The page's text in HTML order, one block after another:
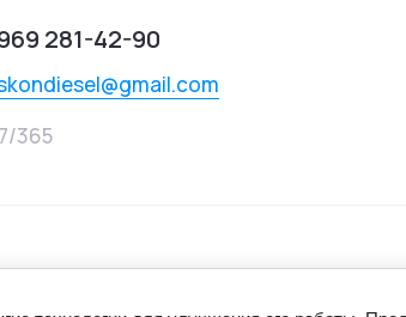
281-42-90
365